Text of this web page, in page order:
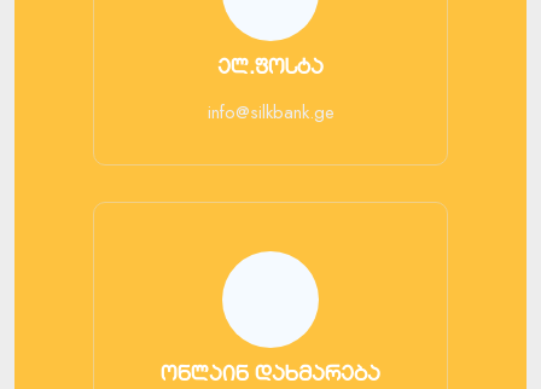
ელ.ფოსტა
info@silkbank.ge
ონლაინ დახმარება